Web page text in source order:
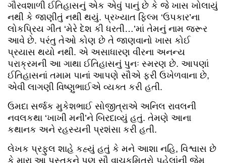
ગૌરવશાળી ઈતિહાસનું એક એવું પાનું છે કે જે ખાસ ખોલાયું
નથી કે જાણીતું નથી થયું. પ્રખ્યાત ફિલ્મ‌ ‘ઉપકાર’ના‌
લોકપ્રિય ગીત ‘મેરે દેશ કી‌ ધરતી…’માં તેમનું નામ જરૂર
આવે છે. પરંતુ તેઓ કોણ છે તે જાણવાનો ખાસ કોઈ
પ્રયાસ થયો નથી. એ અસાધારણ વીરના અનન્ય
પરાક્રમની આ ગાથા ઈતિહાસનું પુનઃ સ્મરણ છે. આપણાં
ઈતિહાસનાં તમામ પાનાં આપણે સૌએ ફરી ઉખેળવાના છે,
એવી લાગણી વિષ્ણુભાઈએ વ્યક્ત કરી હતી.‌
ઉમદા સર્જક મુકેશભાઈ સોજીત્રાએ અનિલ રાવલની
નવલકથા ‘ખાખી મની’ને‌ બિરદાવ્યું હતું. તેમણે આના
કથાનક અને રહસ્યની પ્રશંસા કરી હતી.
લેખક પ્રફુલ શાહે કહ્યું હતું કે મને આશા નહિ, વિશ્વાસ છે
કે મારા આ પુસ્તકને પણ સૌ વાચકમિત્રો પહેલાંની જેમ